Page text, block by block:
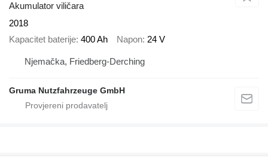
Akumulator viličara
2018
Kapacitet baterije 400 Ah Napon 24 V
Njemačka, Friedberg-Derching
Gruma Nutzfahrzeuge GmbH